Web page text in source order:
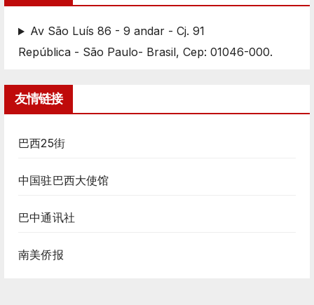
Av São Luís 86 - 9 andar - Cj. 91
República - São Paulo- Brasil, Cep: 01046-000.
友情链接
巴西25街
中国驻巴西大使馆
巴中通讯社
南美侨报